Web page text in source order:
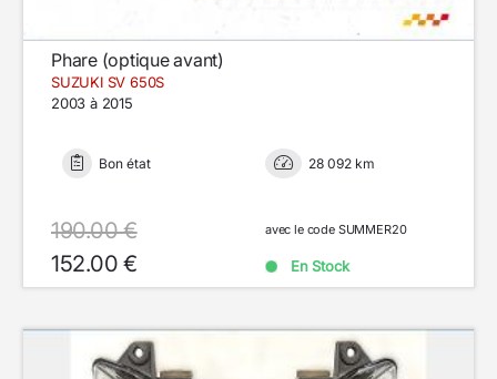
Phare (optique avant)
SUZUKI SV 650S
2003 à 2015
Bon état 28 092 km
190.00 €
152.00 €
avec le code SUMMER20
En Stock